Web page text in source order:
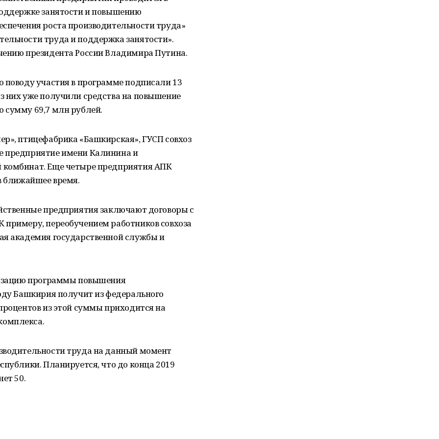
занятости и повышению
роста производительности труда»
труда и поддержка занятости».
президента России Владимира Путина.
участия в программе подписали 13
них уже получили средства на повышение
сумму 69,7 млн рублей.
птицефабрика «Башкирская», ГУСП совхоз
предприятие имени Калинина и
Еще четыре предприятия АПК
ближайшее время.
предприятия заключают договоры с
переобучением работников совхоза
академия государственной службы и
программы повышения
Башкирия получит из федерального
из этой суммы приходится на
труда на данный момент
Планируется, что до конца 2019
50.